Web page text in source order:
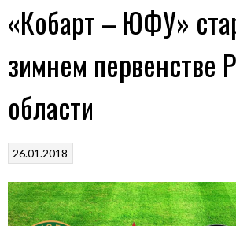
«Кобарт – ЮФУ»
зимнем первенстве
области
26.01.2018